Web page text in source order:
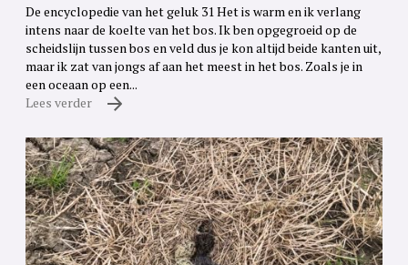
De encyclopedie van het geluk 31 Het is warm en ik verlang
intens naar de koelte van het bos. Ik ben opgegroeid op de
scheidslijn tussen bos en veld dus je kon altijd beide kanten uit,
maar ik zat van jongs af aan het meest in het bos. Zoals je in
een oceaan op een...
Lees verder